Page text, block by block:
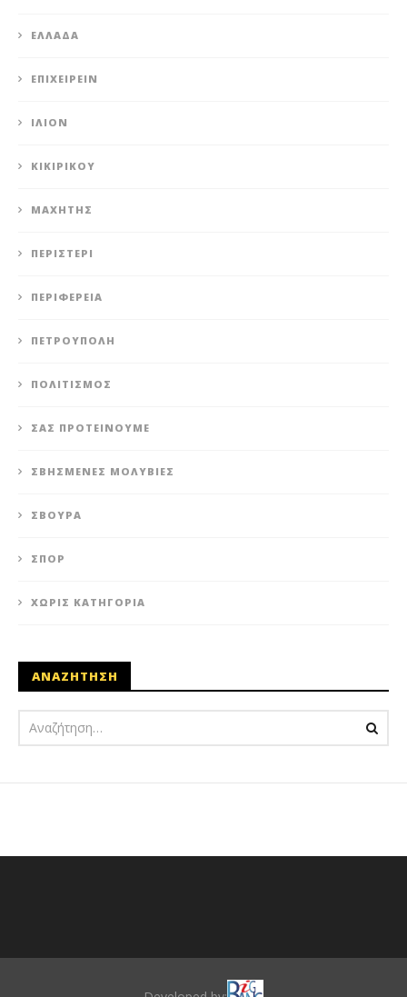
ΕΛΛΆΔΑ
ΕΠΙΧΕΙΡΕΊΝ
ΊΛΙΟΝ
ΚΙΚΙΡΙΚΟΥ
ΜΑΧΗΤΗΣ
ΠΕΡΙΣΤΈΡΙ
ΠΕΡΙΦΈΡΕΙΑ
ΠΕΤΡΟΎΠΟΛΗ
ΠΟΛΙΤΙΣΜΌΣ
ΣΑΣ ΠΡΟΤΕΊΝΟΥΜΕ
ΣΒΗΣΜΈΝΕΣ ΜΟΛΥΒΙΈΣ
ΣΒΟΎΡΑ
ΣΠΟΡ
ΧΩΡΊΣ ΚΑΤΗΓΟΡΊΑ
ΑΝΑΖΗΤΗΣΗ